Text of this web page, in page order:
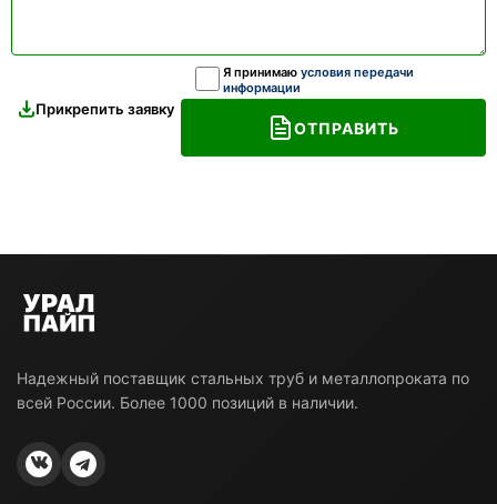
Прикрепить заявку
Я принимаю условия передачи
информации
ОТПРАВИТЬ
Надежный поставщик стальных труб и металлопроката по
всей России. Более 1000 позиций в наличии.